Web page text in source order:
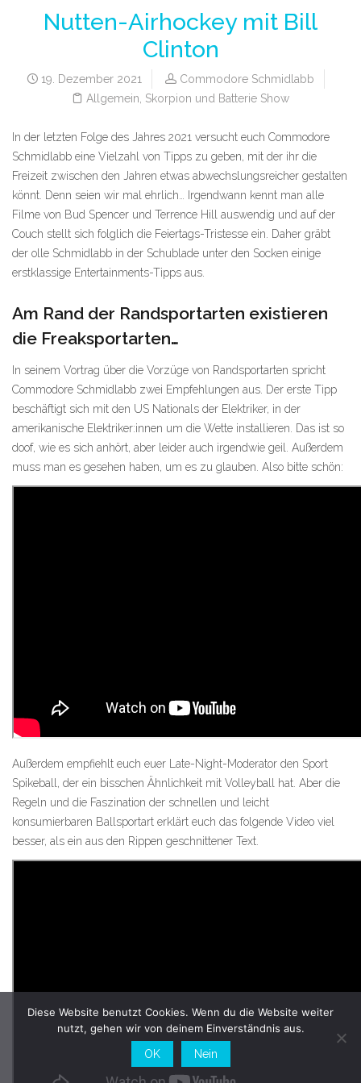
Nutten-Airhockey mit Bill
Clinton
19. Dezember 2021
Commodore Schmidlabb
Allgemein, Skorpion und Batterie Show
In der letzten Folge des Jahres 2021 versucht euch Commodore
Schmidlabb eine Vielzahl von Tipps zu geben, mit der ihr die
Freizeit zwischen den Jahren etwas abwechslungsreicher gestalten
könnt. Denn seien wir mal ehrlich… Irgendwann kennt man alle
Filme von Bud Spencer und Terrence Hill auswendig und auf der
Couch stellt sich folglich die Feiertags-Tristesse ein. Daher gräbt
der olle Schmidlabb in der Schublade unter den Socken einige
erstklassige Entertainments-Tipps aus.
Am Rand der Randsportarten existieren
die Freaksportarten…
In seinem Vortrag über die Vorzüge von Randsportarten spricht
Commodore Schmidlabb zwei Empfehlungen aus. Der erste Tipp
beschäftigt sich mit den US Nationals der Elektriker, in der
amerikanische Elektriker:innen um die Wette installieren. Das ist so
doof, wie es sich anhört, aber leider auch irgendwie geil. Außerdem
muss man es gesehen haben, um es zu glauben. Also bitte schön:
Außerdem empfiehlt euch euer Late-Night-Moderator den Sport
Spikeball, der ein bisschen Ähnlichkeit mit Volleyball hat. Aber die
Regeln und die Faszination der schnellen und leicht
konsumierbaren Ballsportart erklärt euch das folgende Video viel
besser, als ein aus den Rippen geschnittener Text.
Diese Website benutzt Cookies. Wenn du die Website weiter
nutzt, gehen wir von deinem Einverständnis aus.
OK
Nein